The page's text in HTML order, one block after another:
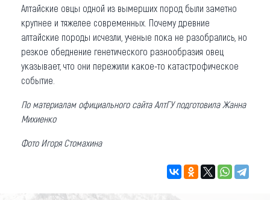
Алтайские овцы одной из вымерших пород были заметно
крупнее и тяжелее современных. Почему древние
алтайские породы исчезли, ученые пока не разобрались, но
резкое обеднение генетического разнообразия овец
указывает, что они пережили какое-то катастрофическое
событие.
По материалам официального сайта АлтГУ подготовила Жанна
Михиенко
Фото Игоря Стомахина